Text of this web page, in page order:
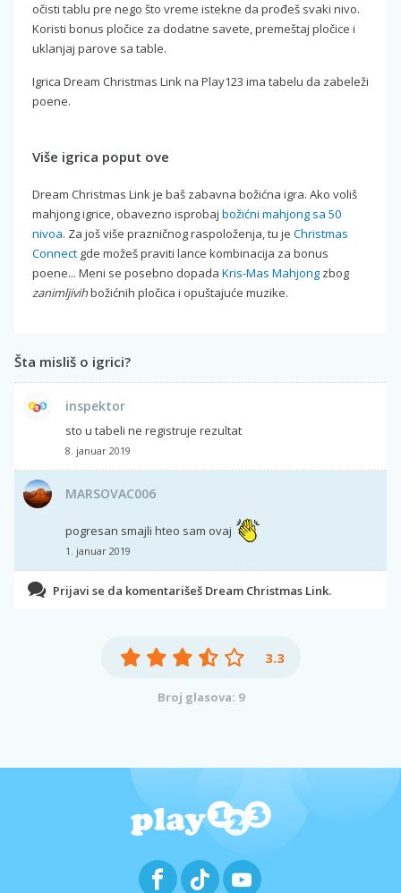
očisti tablu pre nego što vreme istekne da prođeš svaki nivo.
Koristi bonus pločice za dodatne savete, premeštaj pločice i
uklanjaj parove sa table.
Igrica Dream Christmas Link na Play123 ima tabelu da zabeleži
poene.
Više igrica poput ove
Dream Christmas Link je baš zabavna božićna igra. Ako voliš
mahjong igrice, obavezno isprobaj božićni mahjong sa 50
nivoa. Za još više prazničnog raspoloženja, tu je Christmas
Connect gde možeš praviti lance kombinacija za bonus
poene... Meni se posebno dopada Kris-Mas Mahjong zbog
zanimljivihbožićnih pločica i opuštajuće muzike.
Šta misliš o igrici?
inspektor
sto u tabeli ne registruje rezultat
8. januar 2019
MARSOVAC006
pogresan smajli hteo sam ovaj
1. januar 2019
Prijavi se da komentarišeš Dream Christmas Link.
3.3
Broj glasova: 9